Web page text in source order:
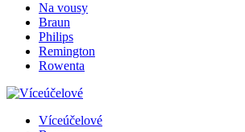
Na vousy
Braun
Philips
Remington
Rowenta
Víceúčelové